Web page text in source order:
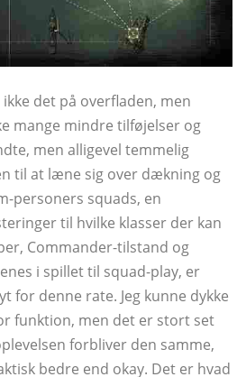
ikke det på overfladen, men
mange mindre tilføjelser og
men alligevel temmelig
til at læne sig over dækning og
personers squads, en
til hvilke klasser der kan
Commander-tilstand og
i spillet til squad-play, er
for denne rate. Jeg kunne dykke
funktion, men det er stort set
forbliver den samme,
bedre end okay. Det er hvad